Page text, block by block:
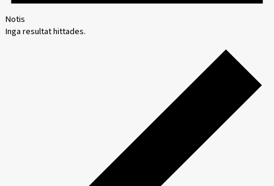
Notis
Inga resultat hittades.